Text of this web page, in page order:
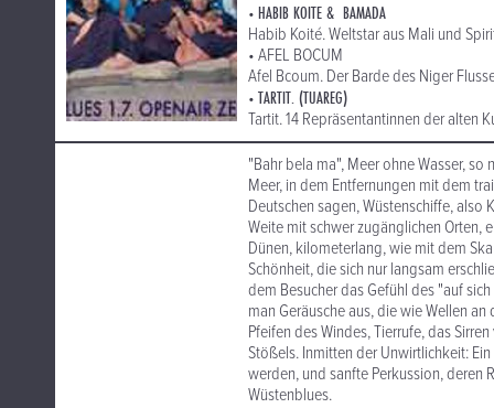
•HABIB KOITE & BAMADA
Habib Koité. Weltstar aus Mali und
• AFEL BOCUM
Afel Bcoum. Der Barde des Niger
•TARTIT. (TUAREG)
Tartit. 14 Repräsentantinnen der alten
"Bahr bela ma", Meer ohne Wasser,
Meer, in dem Entfernungen mit dem
Deutschen sagen, Wüstenschiffe, also
Weite mit schwer zugänglichen Orten,
Dünen, kilometerlang, wie mit dem
Schönheit, die sich nur langsam
dem Besucher das Gefühl des "auf
man Geräusche aus, die wie Wellen
Pfeifen des Windes, Tierrufe, das
Stößels. Inmitten der Unwirtlichkeit:
werden, und sanfte Perkussion, deren
Wüstenblues.